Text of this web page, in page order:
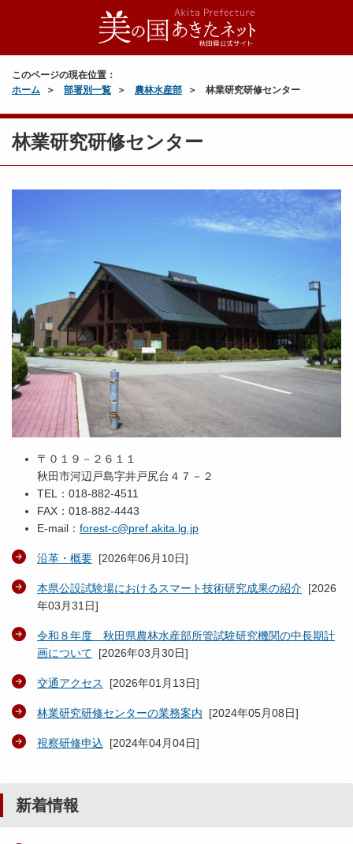
このページの現在位置：
ホーム
部署別一覧 農林水産部 林業研究研修センター
林業研究研修センター
〒０１９－２６１１
秋田市河辺戸島字井戸尻台４７－２
TEL：018-882-4511
FAX：018-882-4443
E-mail： forest-c@pref.akita.lg.jp
沿革・概要 [2026年06月10日]
本県公設試験場におけるスマート技術研究成果の紹介 [2026
年03月31日]
令和８年度 秋田県農林水産部所管試験研究機関の中長期計
画について [2026年03月30日]
交通アクセス [2026年01月13日]
林業研究研修センターの業務案内 [2024年05月08日]
視察研修申込 [2024年04月04日]
新着情報